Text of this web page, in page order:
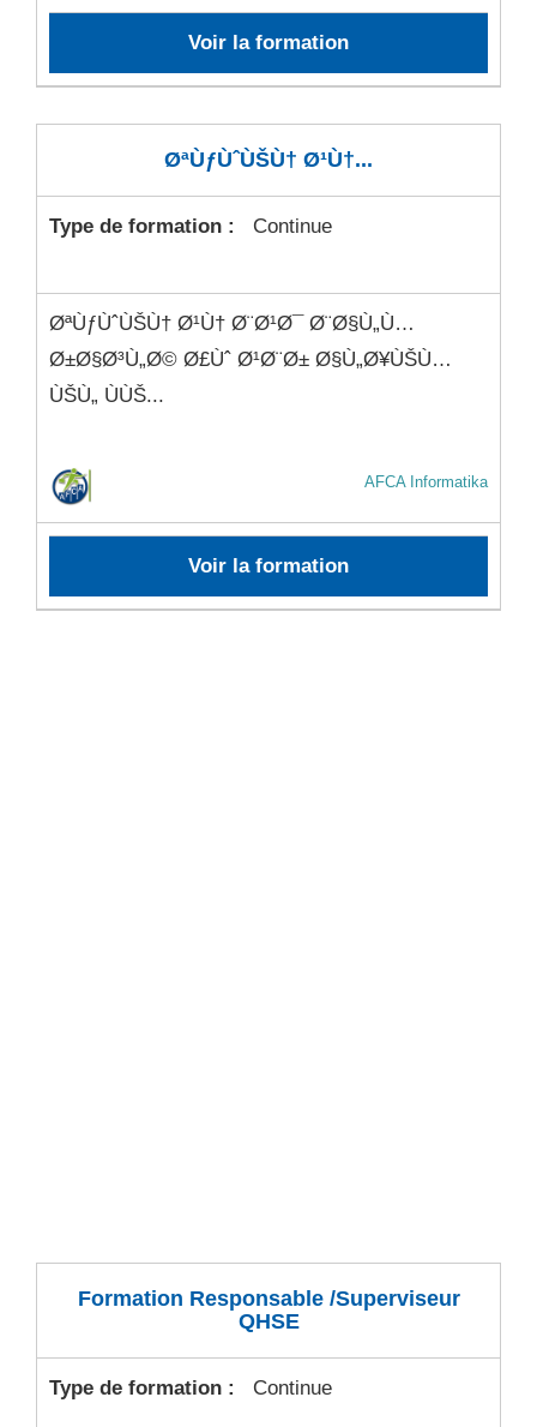
Voir la formation
ØªÙƒÙˆÙŠÙ† Ø¹Ù†...
Type de formation : Continue
ØªÙƒÙˆÙŠÙ† Ø¹Ù† Ø¨Ø¹Ø¯ Ø¨Ø§Ù„Ù…
Ø±Ø§Ø³Ù„Ø© Ø£Ùˆ Ø¹Ø¨Ø± Ø§Ù„Ø¥ÙŠÙ…
ÙŠÙ„ ÙÙŠ...
AFCA Informatika
Voir la formation
Formation Responsable /Superviseur
QHSE
Type de formation : Continue